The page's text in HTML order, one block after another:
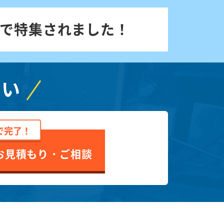
特集されました！
完了！
見積もり・ご相談